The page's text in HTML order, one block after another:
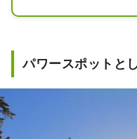
る。御
パワースポットと